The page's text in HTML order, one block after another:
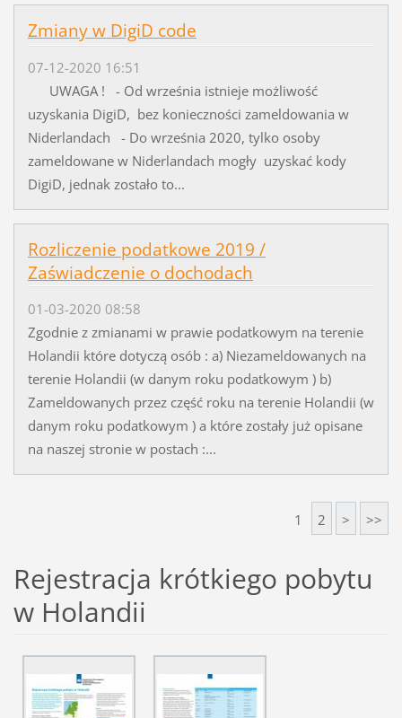
Zmiany w DigiD code
07-12-2020 16:51
UWAGA ! - Od września istnieje możliwość
uzyskania DigiD, bez konieczności zameldowania w
Niderlandach - Do września 2020, tylko osoby
zameldowane w Niderlandach mogły uzyskać kody
DigiD, jednak zostało to...
Rozliczenie podatkowe 2019 /
Zaświadczenie o dochodach
01-03-2020 08:58
Zgodnie z zmianami w prawie podatkowym na terenie
Holandii które dotyczą osób : a) Niezameldowanych na
terenie Holandii (w danym roku podatkowym ) b)
Zameldowanych przez część roku na terenie Holandii (w
danym roku podatkowym ) a które zostały już opisane
na naszej stronie w postach :...
1 2 > >>
Rejestracja krótkiego pobytu
w Holandii